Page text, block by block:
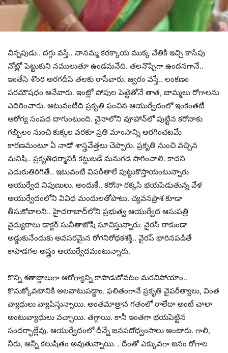
చిన్న‌పుడు.. ద‌గ్గు వ‌స్తే.. నాన‌మ్మ క‌ర‌క్కాయ ముక్క చేతికి ఇచ్చి కాసేపు
నోట్లో పెట్టుకుని న‌ములుతూ ఉండ‌మ‌నేది. త‌ల‌నొప్పిగా ఉంద‌న‌గానే..
ఇంతేసి శొంఠి అర‌గ‌దీసి త‌ల‌కు రాసేవారు. జ్వ‌రం వ‌స్తే.. లంక‌ణం
ప‌ర‌మౌష‌ధం అనేవారు. ఇంట్లో పోపుల పెట్టెతోనే తాత‌, బామ్మ‌లు రోగాల‌ను
ఎదిరించారు. అటువంటిది ప్ర‌కృతి పంచిన ఆయుర్వేదంలో ఇంకెంత‌టి
ఆరోగ్య సంప‌ద దాగుంటుంది. చైనాలోని వూహాన్‌లో పుట్టిన క‌రోనాకు
గ‌బ్బిలం నుంచి కుక్క‌ల వ‌ర‌కూ ప్ర‌తి మాంసాన్ని ఆర‌గించ‌టమే
కార‌ణ‌మంటూ ఏ నాడో శాస్త్రవేత్త‌లు చెప్పారు. ప్ర‌కృతి నుంచి వ‌చ్చిన
మ‌నిషి.. ప్ర‌కృతిధ‌ర్మానికి క‌ట్టుబ‌డే మ‌నుగ‌డ సాగించాలి. కాద‌ని
ఎదురుతిరిగితే.. ఇటువంటి విప‌రీతాలే పుట్టుకొస్తాయంటున్నారు
ఆయుర్వేద నిపుణులు. అందుకే.. క‌రోనా ర‌క్క‌సి భ‌య‌పెడుతున్న వేళ
ఆయుర్వేదంలోని వివిధ మందుల‌తోపాటు. చ్య‌వ‌న‌ప్రాశ కూడా
తీసుకోవాల‌ని.. హైద‌రాబాద్‌లోని ప్ర‌భుత్వ ఆయుర్వేద ఆసుప‌త్రి
వైద్యురాలు డాక్ట‌ర్ సునీతాజోషి సూచిస్తున్నారు. వైర‌స్ రాకుండా
అడ్డుకునేందుకు అవ‌స‌ర‌మైన రోగ‌నిరోధ‌క‌శ‌క్తి.. వైర‌స్ భారిన‌ప‌డితే
కాపాడ‌గ‌ల అస్త్రం ఆయుర్వేద‌మంటున్నారు.
కొన్ని శ‌తాబ్దాలుగా ఆరోగ్యాన్ని కాపాడుకోవ‌టం మ‌ర‌చిపోయాం..
కొనుక్కోవ‌టానికి అల‌వాటుప‌డ్డాం. ఫ‌లితంగానే ప్ర‌కృతి వైప‌రీత్యాలు, వింత
వ్యాధులు వ్యాపిస్తున్నాయి. అంత‌మాత్రాన గ‌తంలో రాలేదా అంటే చాలా
అంటువ్యాధులు వ‌చ్చాయి. త‌గ్గాయి. కానీ ఇంత‌గా భ‌య‌పెట్టిన
సంద‌ర్భాల్లేవు. ఆయుర్వేదంలో దీన్నే జ‌న‌ప‌దోధ్వంసాలు అంటారు. గాలి,
నీరు, అన్నీ క‌లుషితం అవుతున్నాయి. . దీంతో ఎక్కువ‌గా జ‌నం రోగాల